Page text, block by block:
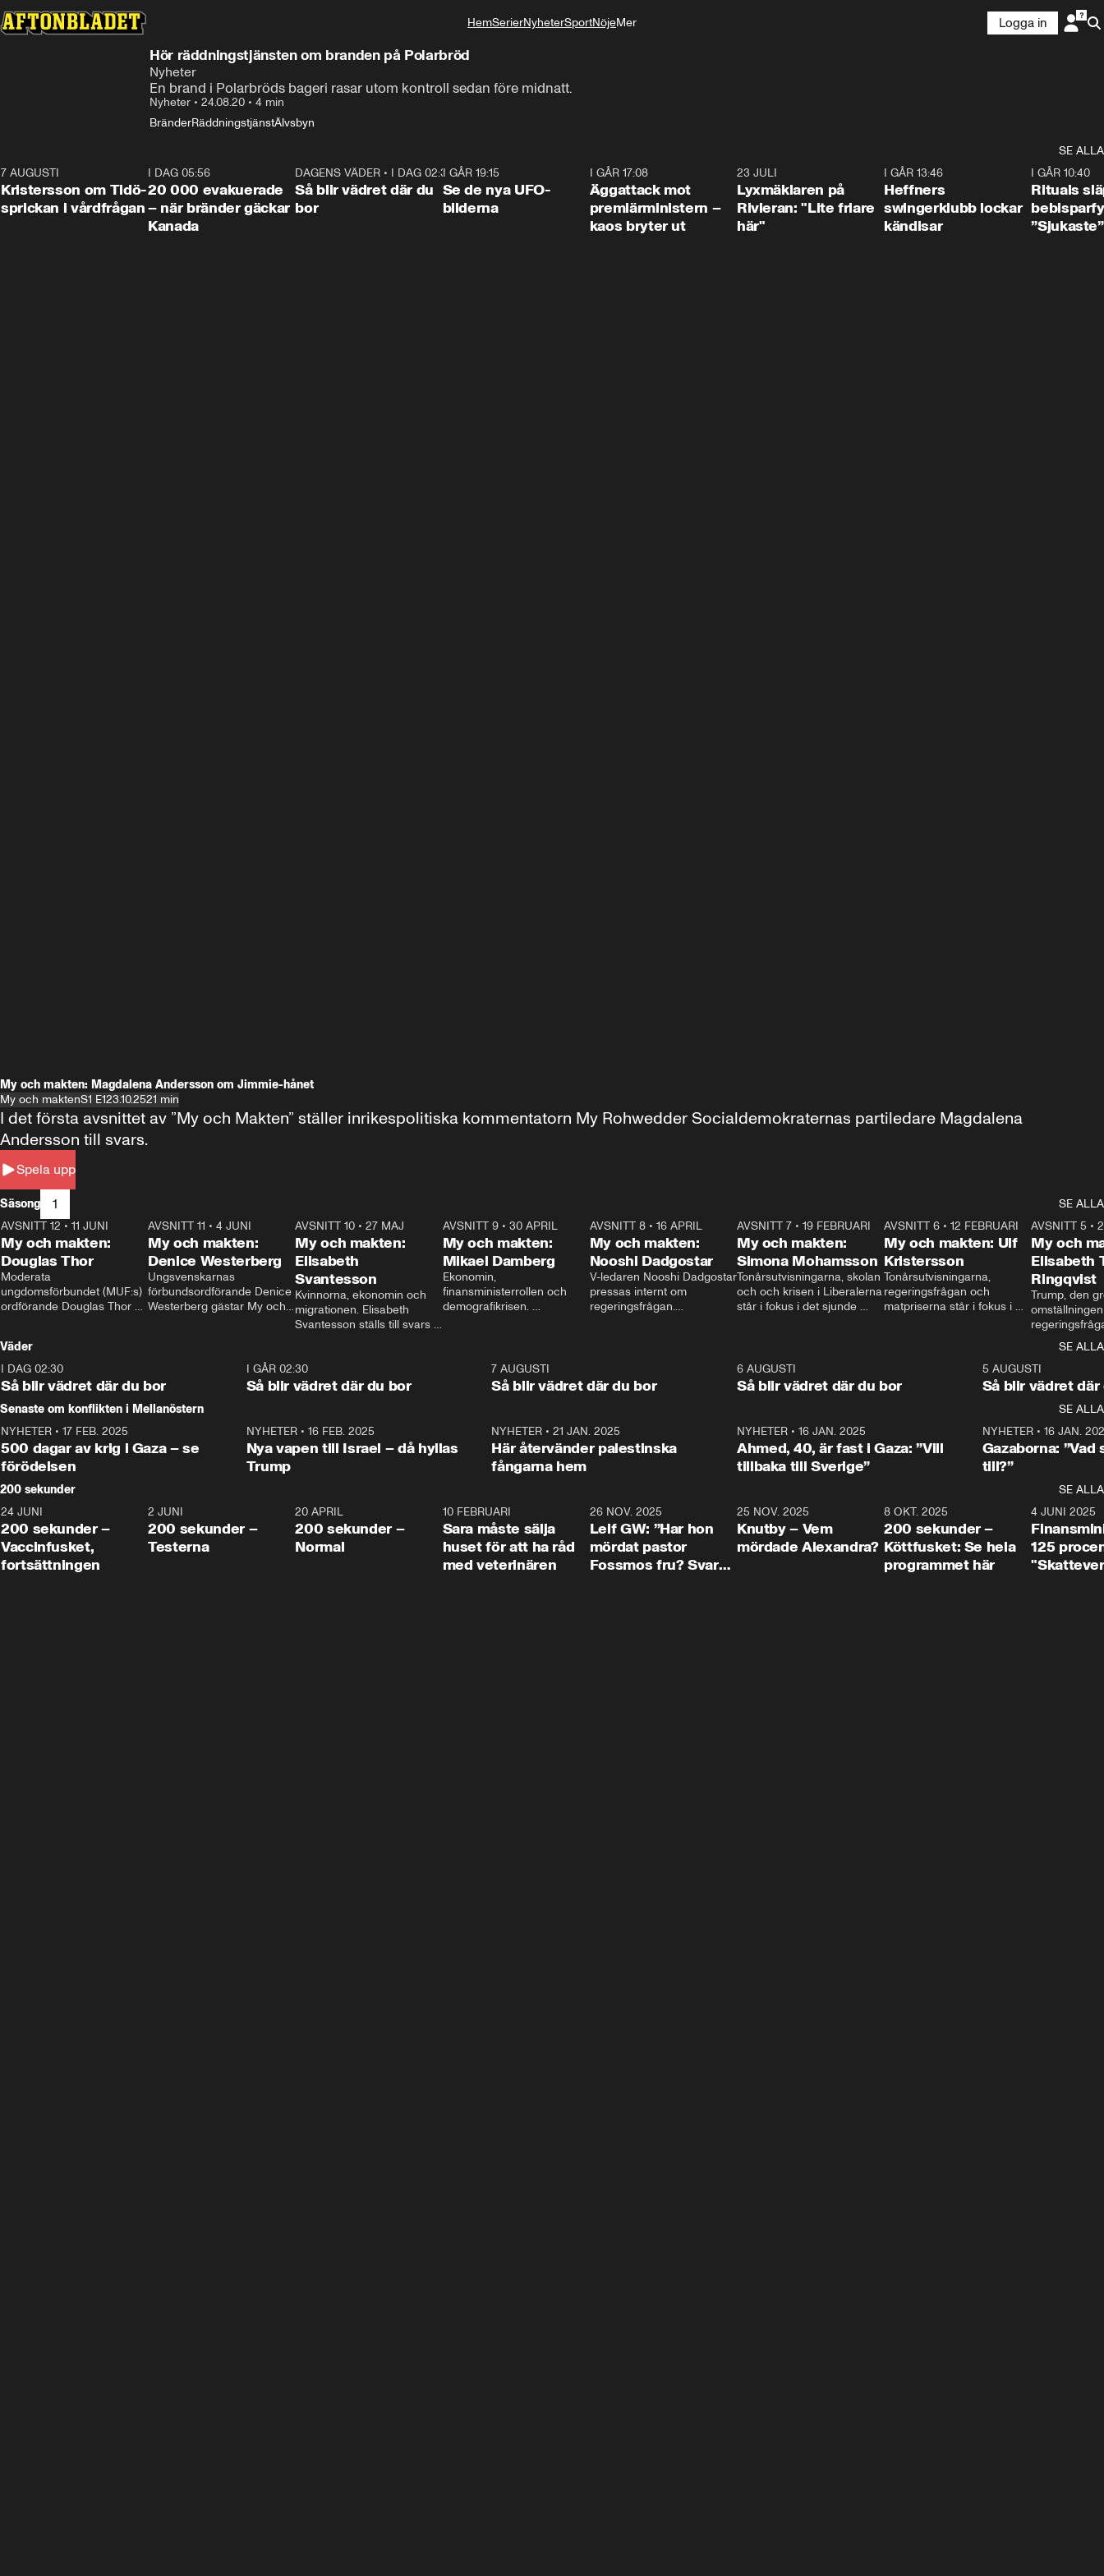
HemSerierNyheterSportNöjeMer
Logga in
Hör räddningstjänsten om branden på Polarbröd
Nyheter
En brand i Polarbröds bageri rasar utom kontroll sedan före midnatt.
Nyheter • 24.08.20 • 4 min
BränderRäddningstjänstÄlvsbyn
SE ALLA
7 AUGUSTI
Kristersson om Tidö-
sprickan i vårdfrågan
I DAG 05:56
20 000 evakuerade
– när bränder gäckar
Kanada
1:06
DAGENS VÄDER • I DAG 02:30
Så blir vädret där du
bor
I GÅR 19:15
Se de nya UFO-
bilderna
I GÅR 17:08
Äggattack mot
premiärministern –
kaos bryter ut
23 JULI
Lyxmäklaren på
Rivieran: "Lite friare
här"
I GÅR 13:46
Heffners
swingerklubb lockar
kändisar
I GÅR 10:40
Rituals
”Sjukaste”
My och makten: Magdalena Andersson om Jimmie-hånet
My och maktenS1 E123.10.2521 min
Spela upp
I det första avsnittet av ”My och Makten” ställer inrikespolitiska kommentatorn My Rohwedder Socialdemokraternas partiledare Magdalena
Andersson till svars.
Säsong 1
SE ALLA
26:27
AVSNITT 12 • 11 JUNI
My och makten:
Douglas Thor
Moderata
ungdomsförbundet (MUF:s)
ordförande Douglas Thor
tonårsutvisningarna och hur
Moderaterna ska locka
väljare till valet i höst.
23:40
AVSNITT 11 •4 JUNI
My och makten:
Denice Westerberg
Ungsvenskarnas
förbundsordförande Denice
Westerberg gästar My och
AVSNITT 10 •27 MAJ
My och makten:
Elisabeth
Svantesson
Kvinnorna, ekonomin och
migrationen. Elisabeth
Svantesson ställs till svars
AVSNITT 9• 30 APRIL
My och makten:
Mikael Damberg
Ekonomin,
finansministerrollen och
demografikrisen.
och Makten.
AVSNITT 8• 16 APRIL
My och makten:
Nooshi Dadgostar
V-ledaren Nooshi Dadgostar
pressas internt om
regeringsfrågan.
– Vi ställer upp i val. Ska vi
vara med så sitter vi förstås
24:30
AVSNITT 7• 19 FEBRUARI
My och makten:
Simona Mohamsson
Tonårsutvisningarna, skolan
och och krisen i Liberalerna
står i fokus i det sjunde
kommentator My
Rohwedder ställer
utbildnings- och
Mohamsson till svars.
27:30
AVSNITT 6 •12 FEBRUARI
My och makten: Ulf
Kristersson
Tonårsutvisningarna,
regeringsfrågan och
matpriserna står i fokus i
Rohwedder ställer
statsminister Ulf Kristersson
AVSNITT 5 •
My och
Elisabeth
Ringqvist
Trump, den
centrum i
avsnittet av
Makten”. Se
Aftonbladets
Rohwedder
Thand Ring
Väder
SE ALLA
I DAG 02:30
Så blir vädret där du bor
1:06
I GÅR 02:30
Så blir vädret där du bor
7 AUGUSTI
Så blir vädret där du bor
6 AUGUSTI
Så blir vädret där du bor
5 AUGUSTI
Så blir vädret där
Senaste om konflikten i Mellanöstern
SE ALLA
NYHETER • 17 FEB. 2025
500 dagar av krig i Gaza – se
förödelsen
NYHETER• 16 FEB. 2025
Nya vapen till Israel – då hyllas
Trump
NYHETER •21 JAN. 2025
Här återvänder palestinska
fångarna hem
NYHETER• 16 JAN. 2025
Ahmed, 40, är fast i Gaza: ”Vill
tillbaka till Sverige”
NYHETER• 16 JAN.
Gazaborna:
till?”
200 sekunder
SE ALLA
5:00
24 JUNI
200 sekunder –
Vaccinfusket,
fortsättningen
4:23
2 JUNI
200 sekunder –
Testerna
20 APRIL
200 sekunder –
Normal
10 FEBRUARI
Sara måste sälja
huset för att ha råd
med veterinären
26 NOV. 2025
Leif GW: ”Har hon
mördat pastor
Fossmos fru? Svar
31:05
25 NOV. 2025
Knutby – Vem
mördade Alexandra?
4:29
8 OKT. 2025
200 sekunder –
Köttfusket: Se hela
programmet här
4 JUNI 2025
125